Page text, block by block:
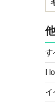
す
I
イ